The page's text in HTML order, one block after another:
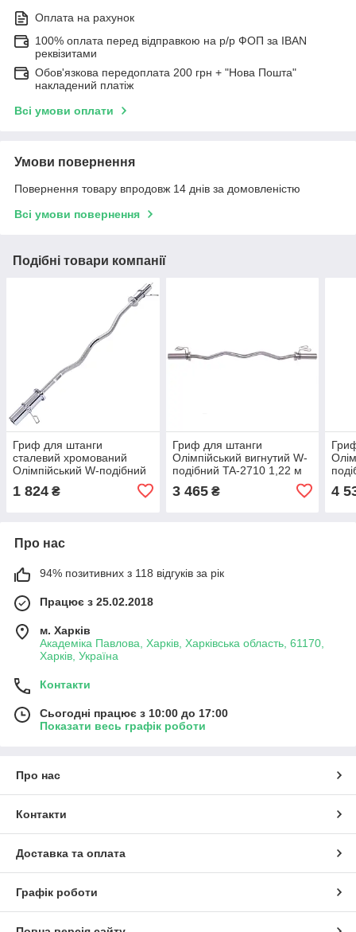
Оплата на рахунок
100% оплата перед відправкою на р/р ФОП за IBAN
реквізитами
Обов'язкова передоплата 200 грн + "Нова Пошта"
накладений платіж
Всі умови оплати
Умови повернення
Повернення товару впродовж 14 днів за домовленістю
Всі умови повернення
Подібні товари компанії
Гриф для штанги
сталевий хромований
Олімпійський W-подібний
із замками SHUANG CAI
SPORTS довжина 1,2м
1 824 ₴
Гриф для штанги
Олімпійський вигнутий W-
подібний TA-2710 1,22 м
3 465₴ 4
Про нас
94% позитивних з 118 відгуків за рік
Працює з 25.02.2018
м. Харків
Академіка Павлова, Харків, Харківська область, 61170,
Харків, Україна
Контакти
Сьогодні працює з 10:00 до 17:00
Показати весь графік роботи
Про нас
Контакти
Доставка та оплата
Графік роботи